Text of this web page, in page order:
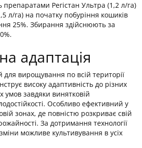
Регістан Ультра (1,2 л/га)
л/га) на початку побуріння кошиків
25%. Збирання здійснюють за
адаптація
вирощування по всій території
високу адаптивність до різних
умов завдяки винятковій
Особливо ефективний у
зонах, де повністю розкриває свій
За дотримання технології
можливе культивування в усіх